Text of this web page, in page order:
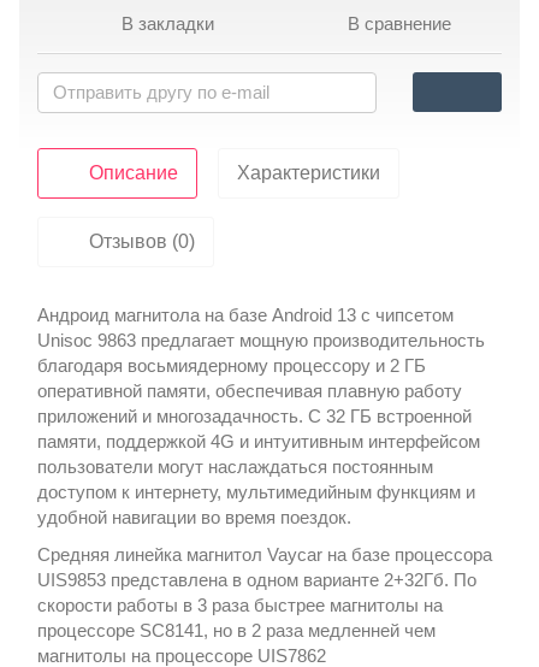
В закладки В сравнение
Описание Характеристики
Отзывов (0)
Андроид магнитола на базе Android 13 с чипсетом
Unisoc 9863 предлагает мощную производительность
благодаря восьмиядерному процессору и 2 ГБ
оперативной памяти, обеспечивая плавную работу
приложений и многозадачность. С 32 ГБ встроенной
памяти, поддержкой 4G и интуитивным интерфейсом
пользователи могут наслаждаться постоянным
доступом к интернету, мультимедийным функциям и
удобной навигации во время поездок.
Средняя линейка магнитол Vaycar на базе процессора
UIS9853 представлена в одном варианте 2+32Гб. По
скорости работы в 3 раза быстрее магнитолы на
процессоре SC8141, но в 2 раза медленней чем
магнитолы на процессоре UIS7862